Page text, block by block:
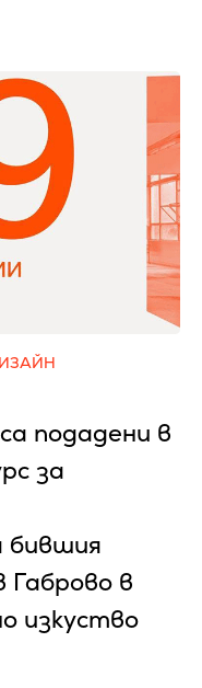
подадени в
за
бившия
Габрово в
изкуство